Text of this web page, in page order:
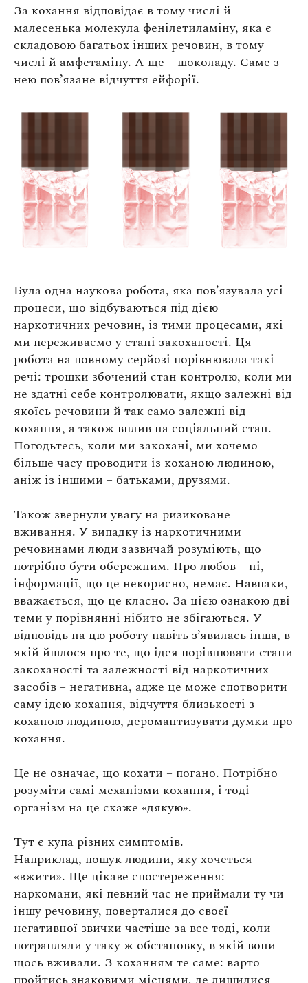
За кохання відповідає в тому числі й
малесенька молекула фенілетиламіну, яка є
складовою багатьох інших речовин, в тому
числі й амфетаміну. А ще – шоколаду. Саме з
нею пов’язане відчуття ейфорії.
Була одна наукова робота, яка пов’язувала усі
процеси, що відбуваються під дією
наркотичних речовин, із тими процесами, які
ми переживаємо у стані закоханості. Ця
робота на повному серйозі порівнювала такі
речі: трошки збочений стан контролю, коли ми
не здатні себе контролювати, якщо залежні від
якоїсь речовини й так само залежні від
кохання, а також вплив на соціальний стан.
Погодьтесь, коли ми закохані, ми хочемо
більше часу проводити із коханою людиною,
аніж із іншими – батьками, друзями.
Також звернули увагу на ризиковане
вживання. У випадку із наркотичними
речовинами люди зазвичай розуміють, що
потрібно бути обережним. Про любов – ні,
інформації, що це некорисно, немає. Навпаки,
вважається, що це класно. За цією ознакою дві
теми у порівнянні нібито не збігаються. У
відповідь на цю роботу навіть з’явилась інша, в
якій йшлося про те, що ідея порівнювати стани
закоханості та залежності від наркотичних
засобів – негативна, адже це може спотворити
саму ідею кохання, відчуття близькості з
коханою людиною, деромантизувати думки про
кохання.
Це не означає, що кохати – погано. Потрібно
розуміти самі механізми кохання, і тоді
організм на це скаже «дякую».
Тут є купа різних симптомів.
Наприклад, пошук людини, яку хочеться
«вжити». Ще цікаве спостереження:
наркомани, які певний час не приймали ту чи
іншу речовину, поверталися до своєї
негативної звички частіше за все тоді, коли
потрапляли у таку ж обстановку, в якій вони
щось вживали. З коханням те саме: варто